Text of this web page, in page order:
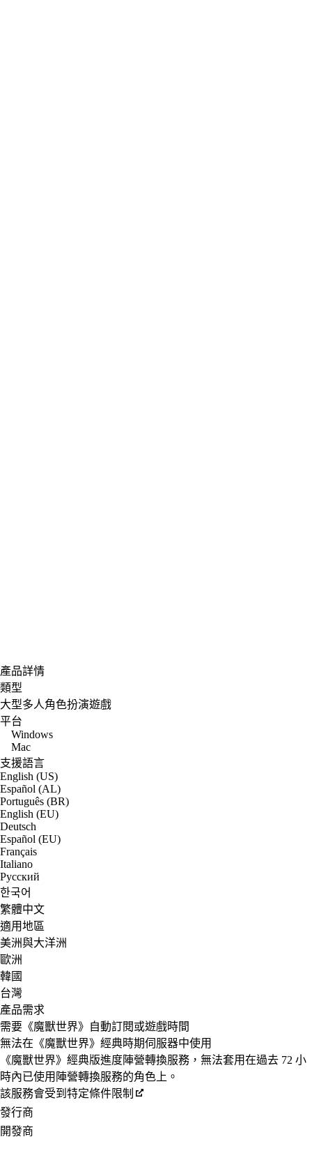
產品詳情
類型
大型多人角色扮演遊戲
平台
Windows
Mac
支援語言
English (US)
Español (AL)
Português (BR)
English (EU)
Deutsch
Español (EU)
Français
Italiano
Русский
한국어
繁體中文
適用地區
美洲與大洋洲
歐洲
韓國
台灣
產品需求
需要《魔獸世界》自動訂閱或遊戲時間
無法在《魔獸世界》經典時期伺服器中使用
《魔獸世界》經典版進度陣營轉換服務，無法套用在過去 72 小
時內已使用陣營轉換服務的角色上。
該服務會受到特定條件限制
發行商
開發商